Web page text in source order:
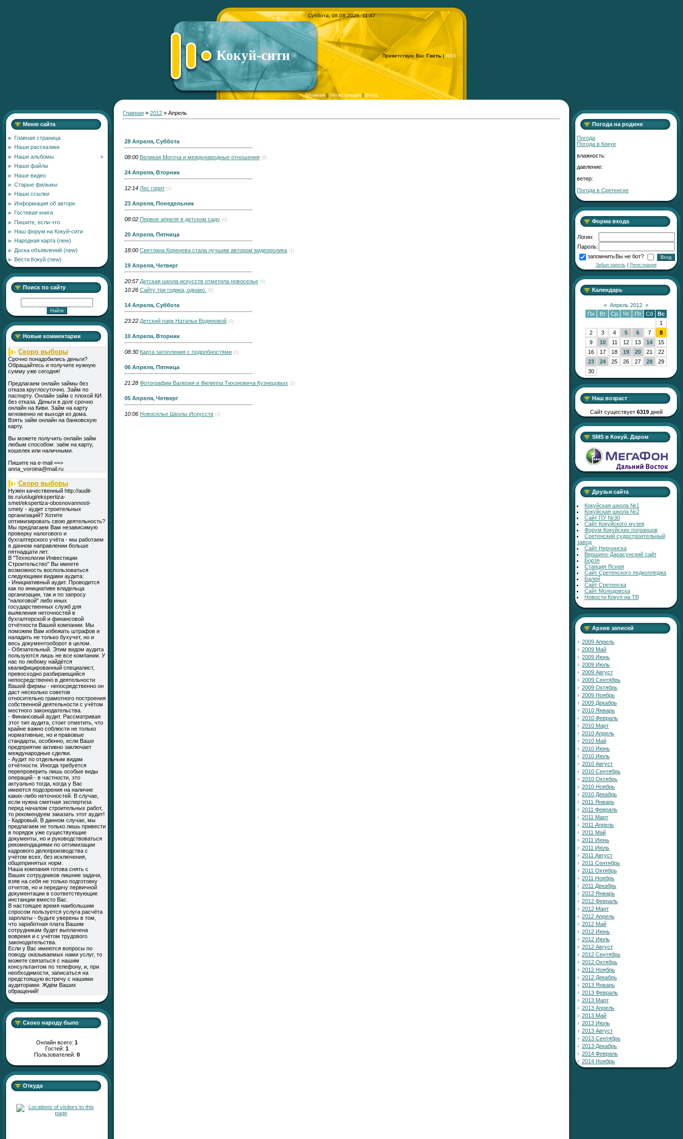
Суббота, 08.08.2026, 11:47
Кокуй-сити Приветствую Вас Гость | RSS
Главная | Регистрация | Вход
Меню сайта
Главная страница
Наши рассказики
Наши альбомы
Наши файлы
Наше видео
Старые фильмы
Наши ссылки
Информация об авторе
Гостевая книга
Пишите, если что
Наш форум на Кокуй-сити
Народная карта (new)
Доска объявлений (new)
Вести Кокуй (new)
Поиск по сайту
Новые комментарии
Скоро выборы
Срочно понадобились деньги?
Обращайтесь и получите нужную
сумму уже сегодня!
Предлагаем онлайн займы без
отказа круглосуточно. Займ по
паспорту. Онлайн займ с плохой КИ
без отказа. Деньги в долг срочно
онлайн на Киви. Займ на карту
мгновенно не выходя из дома.
Взять займ онлайн на банковскую
карту.
Вы можете получить онлайн займ
любым способом: заём на карту,
кошелек или наличными.
Пишите на e-mail ==>
anna_voroina@mail.ru
Скоро выборы
Нужен качественный http://audit-
tis.ru/uslugi/ekspertiza-
smet/ekspertiza-obosnovannosti-
smety - аудит строительных
организаций? Хотите
оптимизировать свою деятельность?
Мы предлагаем Вам независимую
проверку налогового и
бухгалтерского учёта - мы работаем
в данном направлении больше
пятнадцати лет.
В "Технологии Инвестиции
Строительство" Вы имеете
возможность воспользоваться
следующими видами аудита:
- Инициативный аудит. Проводится
как по инициативе владельца
организации, так и по запросу
"налоговой" либо иных
государственных служб для
выявления неточностей в
бухгалтерской и финансовой
отчётности Вашей компании. Мы
поможем Вам избежать штрафов и
наладить не только бухучет, но и
весь документооборот в целом.
- Обязательный. Этим видом аудита
пользуются лишь не все компании. У
нас по любому найдётся
квалифицированный специалист,
превосходно разбирающийся
непосредственно в деятельности
Вашей фирмы - непосредственно он
даст несколько советов
относительно грамотного построения
собственной деятельности с учётом
местного законодательства.
- Финансовый аудит. Рассматривая
этот тип аудита, стоит отметить, что
крайне важно соблюсти не только
нормативные, но и правовые
стандарты, особенно, если Ваше
предприятие активно заключает
международные сделки.
- Аудит по отдельным видам
отчётности. Иногда требуется
перепроверить лишь особые виды
операций - в частности, это
актуально тогда, когда у Вас
имеются подозрения на наличие
каких-либо неточностей. В случае,
если нужна сметная экспертиза
перед началом строительных работ,
то рекомендуем заказать этот аудит!
- Кадровый. В данном случае, мы
предлагаем не только лишь привести
в порядок уже существующие
документы, но и руководствоваться
рекомендациями по оптимизации
кадрового делопроизводства с
учётом всех, без исключения,
общепринятых норм.
Наша компания готова снять с
Ваших сотрудников лишние задачи,
взяв на себя не только подготовку
отчетов, но и передачу первичной
документации в соответствующие
инстанции вместо Вас.
В настоящее время наибольшим
спросом пользуется услуга расчёта
зарплаты - будьте уверены в том,
что заработная плата Вашим
сотрудникам будет выплачена
вовремя и с учётом трудового
законодательства.
Если у Вас имеются вопросы по
поводу оказываемых нами услуг, то
можете связаться с нашим
консультантом по телефону, и, при
необходимости, записаться на
предстоящую встречу с нашими
аудиторами. Ждём Ваших
обращений!
Скоко народу было
Онлайн всего: 1
Гостей: 1
Пользователей: 0
Откуда
Главная » 2012 » Апрель
28 Апреля, Суббота
08:00 Великая Могоча и международные отношения (0)
24 Апреля, Вторник
12:14 Лес горит (3)
23 Апреля, Понедельник
08:02 Первое апреля в детском саду (0)
20 Апреля, Пятница
18:00 Светлана Коренева стала лучшим автором видеоролика (1)
19 Апреля, Четверг
20:57 Детская школа искусств отметила новоселье (0)
10:26 Сайту три годика, однако. (8)
14 Апреля, Суббота
23:22 Детский парк Натальи Водяновой (0)
10 Апреля, Вторник
08:30 Карта затопления с подробностями (3)
06 Апреля, Пятница
21:28 Фотографии Валерия и Филиппа Тихоновича Кузнецовых (2)
05 Апреля, Четверг
10:06 Новоселье Школы Искусств (1)
Погода на родине
Погода
Погода в Кокуе
влажность:
давление:
ветер:
Погода в Сретенске
Форма входа
Логин:
Пароль:
запомнить Вы не бот?
Забыл пароль Регистрация
Календарь
« Апрель 2012 »
Пн
Вт Ср Чт Пт Сб
Вс
1
2
3 4 5 6 7
8
9
10 11 12 13 14
15
16
17 18 19 20 21
22
23
24 25 26 27 28
29
30
Наш возраст
Сайт существует 6319дней
SMS в Кокуй. Даром
Друзья сайта
Кокуйская школа №1
Кокуйская школа №2
Сайт ПУ №30
Сайт Кокуйского музея
Форум Кокуйских погранцов
Сретенский судостроительный
завод
Сайт Нерчинска
Вершино-Дарасунский сайт
Борзя
Станция Ясная
Сайт Сретенского педколледжа
Балей
Сайт Сретенска
Сайт Молодовска
Новости Кокуя на ТВ
Архив записей
2009 Апрель
2009 Май
2009 Июнь
2009 Июль
2009 Август
2009 Сентябрь
2009 Октябрь
2009 Ноябрь
2009 Декабрь
2010 Январь
2010 Февраль
2010 Март
2010 Апрель
2010 Май
2010 Июнь
2010 Июль
2010 Август
2010 Сентябрь
2010 Октябрь
2010 Ноябрь
2010 Декабрь
2011 Январь
2011 Февраль
2011 Март
2011 Апрель
2011 Май
2011 Июнь
2011 Июль
2011 Август
2011 Сентябрь
2011 Октябрь
2011 Ноябрь
2011 Декабрь
2012 Январь
2012 Февраль
2012 Март
2012 Апрель
2012 Май
2012 Июнь
2012 Июль
2012 Август
2012 Сентябрь
2012 Октябрь
2012 Ноябрь
2012 Декабрь
2013 Январь
2013 Февраль
2013 Март
2013 Апрель
2013 Май
2013 Июль
2013 Август
2013 Сентябрь
2013 Декабрь
2014 Февраль
2014 Ноябрь